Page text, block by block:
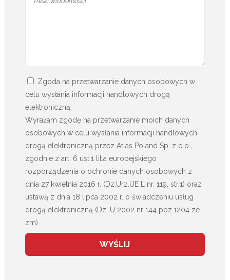
Zgoda na przetwarzanie danych osobowych w
celu wysłania informacji handlowych drogą
elektroniczną:
Wyrażam zgodę na przetwarzanie moich danych
osobowych w celu wysłania informacji handlowych
drogą elektroniczną przez Atlas Poland Sp. z o.o.,
zgodnie z art. 6 ust.1 lit.a europejskiego
rozporządzenia o ochronie danych osobowych z
dnia 27 kwietnia 2016 r. (Dz.Urz.UE L nr. 119, str.1) oraz
ustawą z dnia 18 lipca 2002 r. o świadczeniu usług
drogą elektroniczną (Dz. U 2002 nr 144 poz.1204 ze
zm)